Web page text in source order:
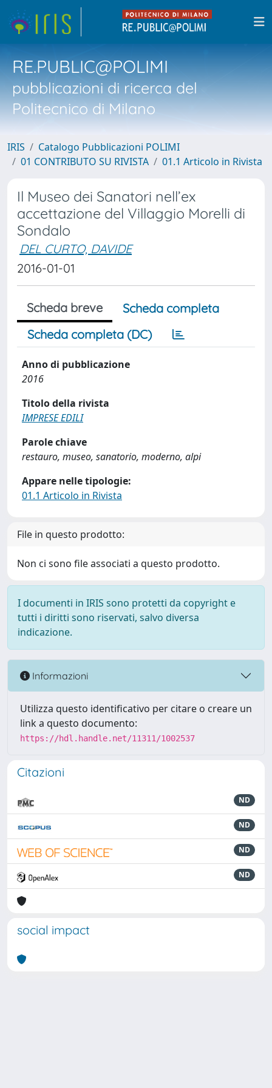
RE.PUBLIC@POLIMI
pubblicazioni di ricerca del
Politecnico di Milano
IRIS
Catalogo Pubblicazioni POLIMI
01 CONTRIBUTO SU RIVISTA
01.1 Articolo in Rivista
Il Museo dei Sanatori nell’ex
accettazione del Villaggio Morelli di
Sondalo
DEL CURTO, DAVIDE
2016-01-01
Scheda breve
Scheda completa
Scheda completa (DC)
Anno di pubblicazione
2016
Titolo della rivista
IMPRESE EDILI
Parole chiave
restauro, museo, sanatorio, moderno, alpi
Appare nelle tipologie:
01.1 Articolo in Rivista
File in questo prodotto:
Non ci sono file associati a questo prodotto.
I documenti in IRIS sono protetti da copyright e
tutti i diritti sono riservati, salvo diversa
indicazione.
Informazioni
Utilizza questo identificativo per citare o creare un
link a questo documento:
https://hdl.handle.net/11311/1002537
Citazioni
ND
ND
ND
ND
social impact